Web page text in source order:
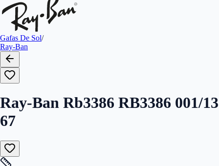
Gafas De Sol/
Ray-Ban
Ray-Ban Rb3386 RB3386 001/13
67